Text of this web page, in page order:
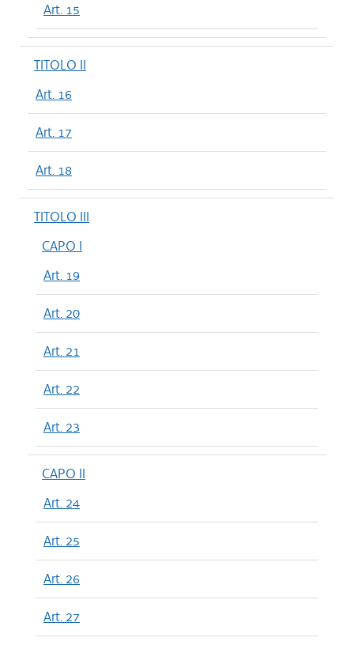
Art. 15
TITOLO II
Art. 16
Art. 17
Art. 18
TITOLO III
CAPO I
Art. 19
Art. 20
Art. 21
Art. 22
Art. 23
CAPO II
Art. 24
Art. 25
Art. 26
Art. 27